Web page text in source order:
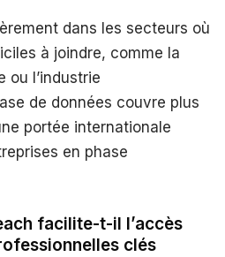
dans les secteurs où
à joindre, comme la
ou l’industrie
de données couvre plus
portée internationale
en phase
facilite-t-il l’accès
clés